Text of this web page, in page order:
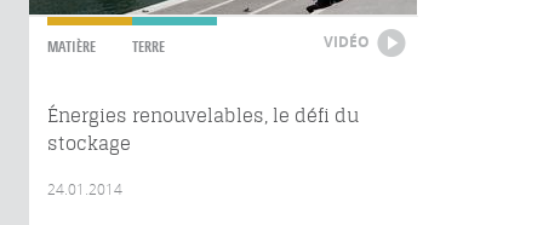
MATIÈRE TERRE VIDÉO
Énergies renouvelables, le défi du
stockage
24.01.2014